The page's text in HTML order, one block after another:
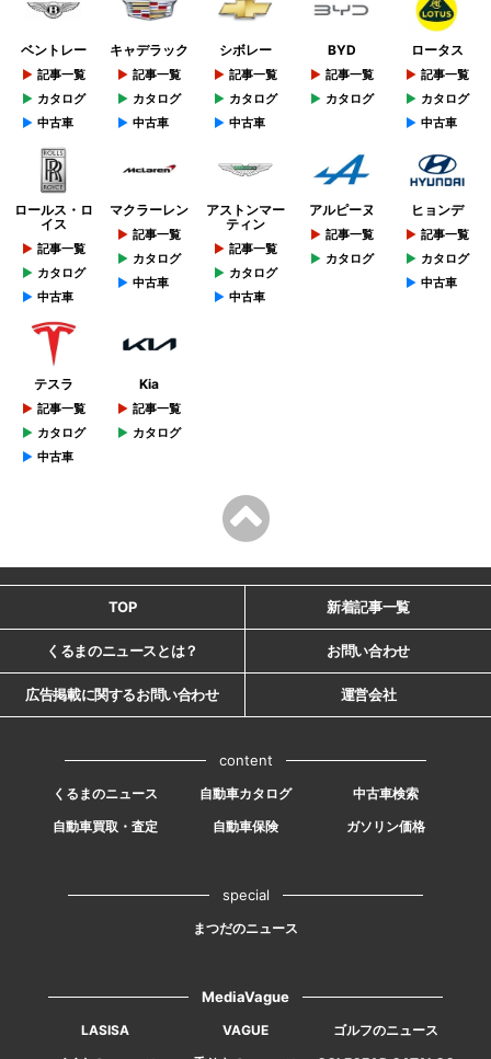
ベントレー
記事一覧
カタログ
中古車
キャデラック
記事一覧
カタログ
中古車
シボレー
記事一覧
カタログ
中古車
BYD
記事一覧
カタログ
ロータス
記事一覧
カタログ
中古車
ロールス・ロ
イス
記事一覧
カタログ
中古車
マクラーレン
記事一覧
カタログ
中古車
アストンマー
ティン
記事一覧
カタログ
中古車
アルピーヌ
記事一覧
カタログ
ヒョンデ
記事一覧
カタログ
中古車
テスラ
記事一覧
カタログ
中古車
Kia
記事一覧
カタログ
TOP 新着記事一覧
くるまのニュースとは？ お問い合わせ
広告掲載に関するお問い合わせ 運営会社
content
くるまのニュース 自動車カタログ
中古車検索
自動車買取・査定
自動車保険 ガソリン価格
special
まつだのニュース
MediaVague
LASISA VAGUE
ゴルフのニュース